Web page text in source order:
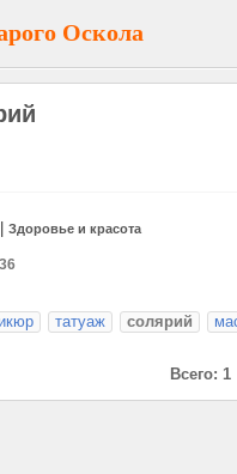
Оскола
Здоровье и красота
татуаж солярий
Всего: 1